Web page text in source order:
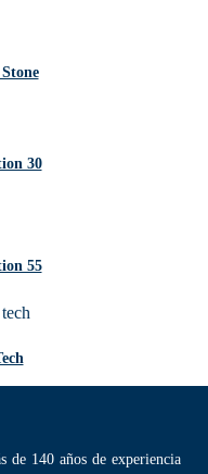
30
55
de 140 años de experiencia